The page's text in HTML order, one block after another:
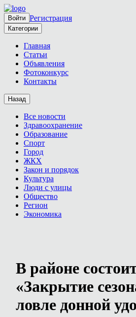
Войти Регистрация
Категории
Главная
Статьи
Объявления
Фотоконкурс
Контакты
Назад
Все новости
Здравоохранение
Образование
Спорт
Город
ЖКХ
Закон и порядок
Культура
Люди с улицы
Общество
Регион
Экономика
В районе
«Закрытие
ловле донной